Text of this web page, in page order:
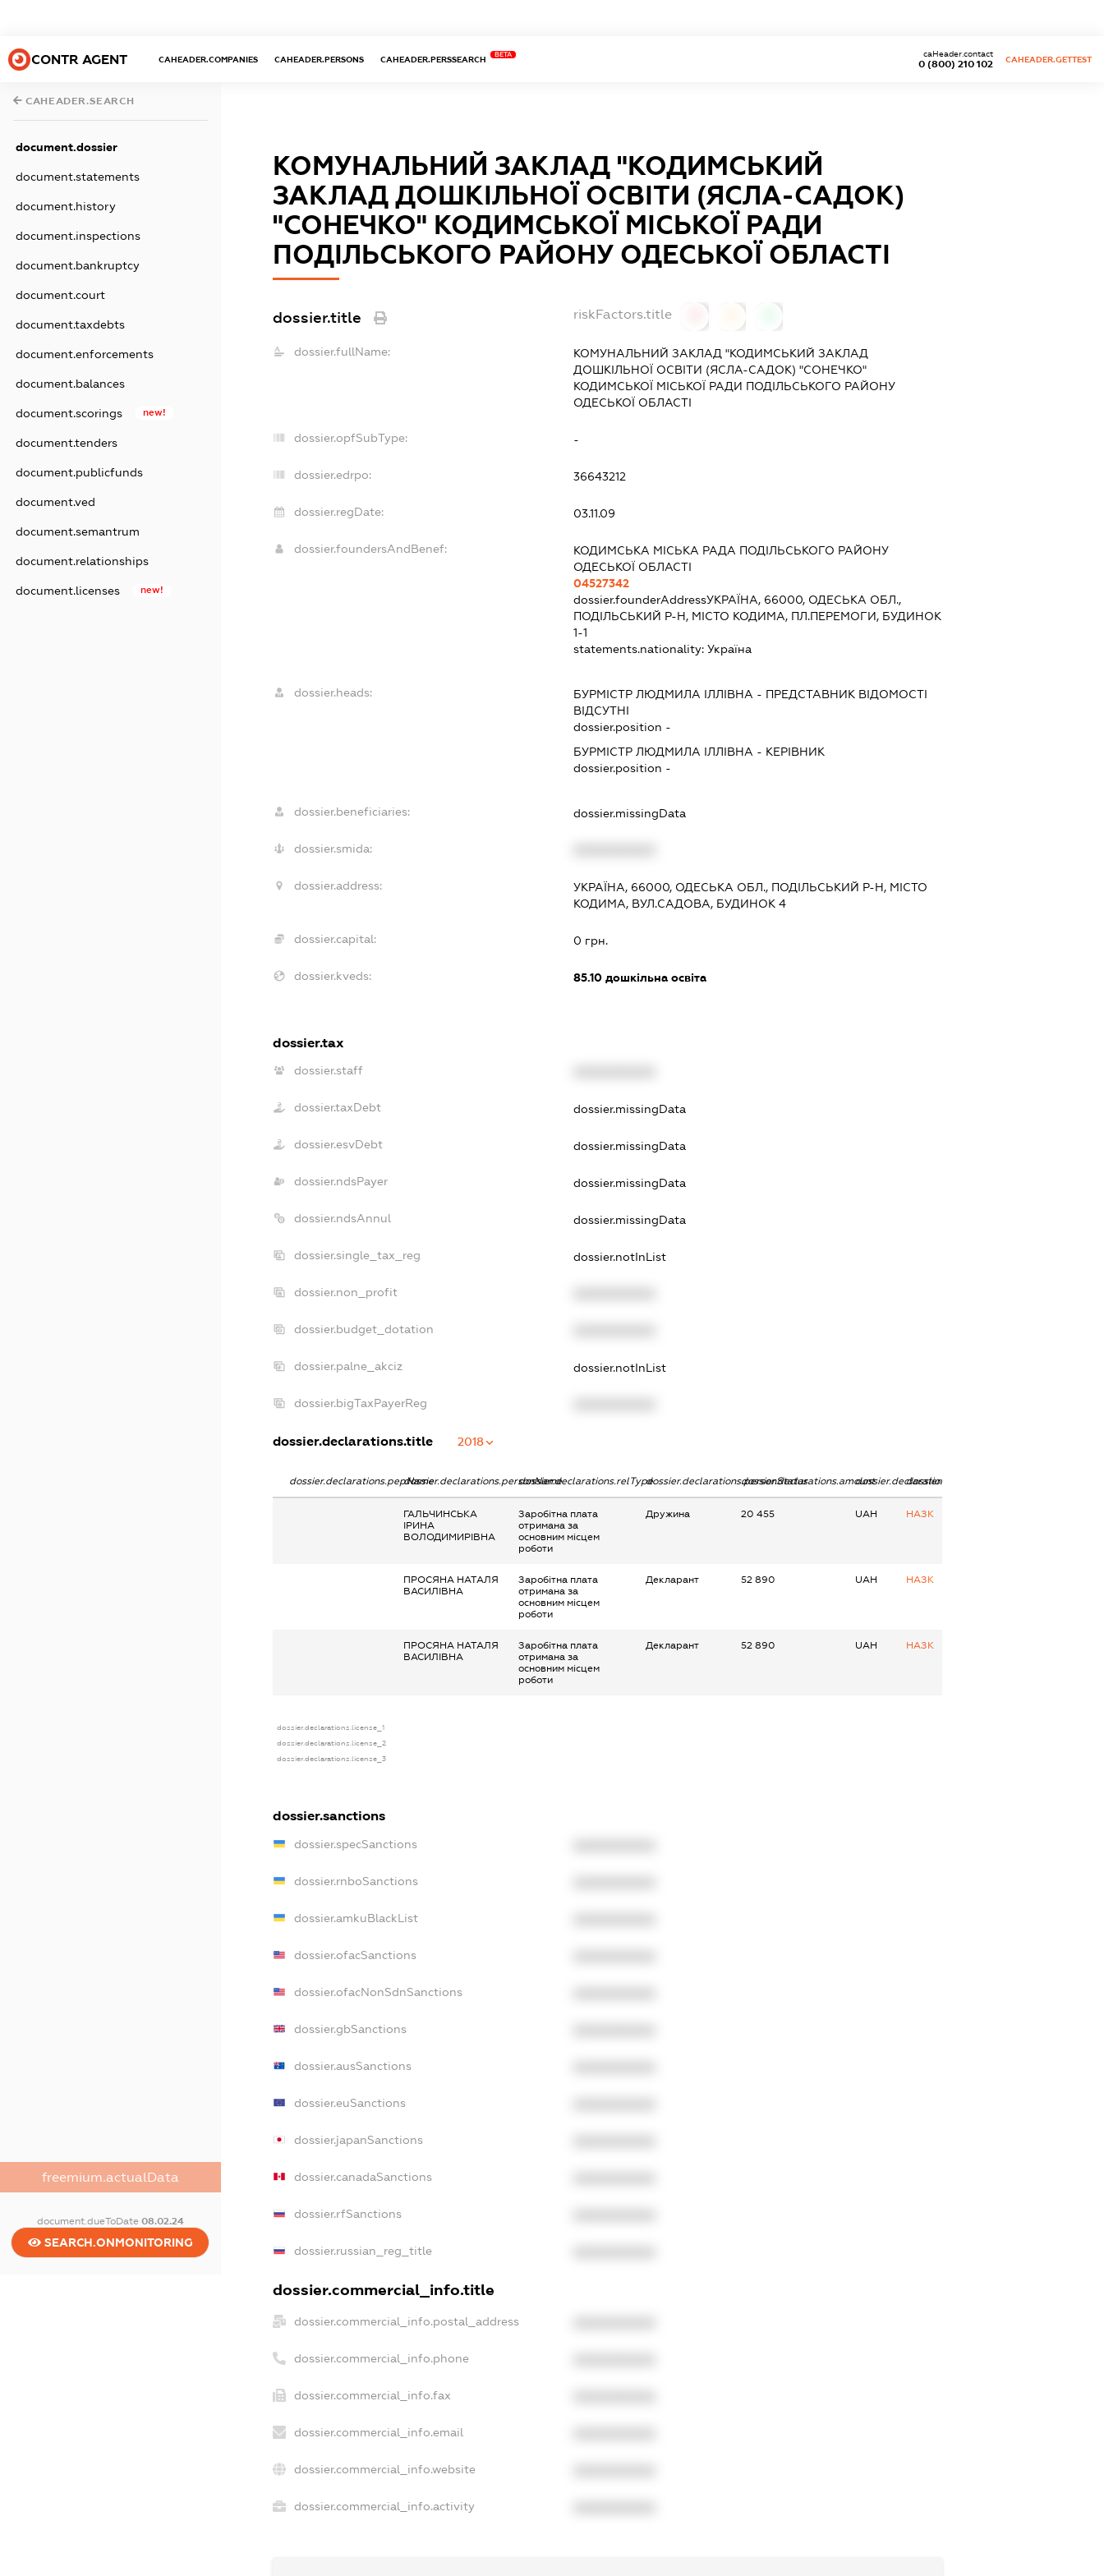
CONTR AGENT CAHEADER.COMPANIES CAHEADER.PERSONS CAHEADER.PERSSEARCH
BETA
0 (800) 210 102
caHeader.contact
CAHEADER.GETTEST
CAHEADER.SEARCH
document.dossier
document.statements
document.history
document.inspections
document.bankruptcy
document.court
document.taxdebts
document.enforcements
document.balances
document.scorings new!
document.tenders
document.publicfunds
document.ved
document.semantrum
document.relationships
document.licenses new!
freemium.actualData
document.dueToDate 08.02.24
SEARCH.ONMONITORING
КОМУНАЛЬНИЙ ЗАКЛАД "КОДИМСЬКИЙ
ЗАКЛАД ДОШКІЛЬНОЇ ОСВІТИ (ЯСЛА-САДОК)
"СОНЕЧКО" КОДИМСЬКОЇ МІСЬКОЇ РАДИ
ПОДІЛЬСЬКОГО РАЙОНУ ОДЕСЬКОЇ ОБЛАСТІ
dossier.title riskFactors.title
dossier.fullName:
КОМУНАЛЬНИЙ ЗАКЛАД "КОДИМСЬКИЙ ЗАКЛАД
ДОШКІЛЬНОЇ ОСВІТИ (ЯСЛА-САДОК) "СОНЕЧКО"
КОДИМСЬКОЇ МІСЬКОЇ РАДИ ПОДІЛЬСЬКОГО РАЙОНУ
ОДЕСЬКОЇ ОБЛАСТІ
dossier.opfSubType: -
dossier.edrpo: 36643212
dossier.regDate: 03.11.09
dossier.foundersAndBenef:
КОДИМСЬКА МІСЬКА РАДА ПОДІЛЬСЬКОГО РАЙОНУ
ОДЕСЬКОЇ ОБЛАСТІ
04527342
dossier.founderAddressУКРАЇНА, 66000, ОДЕСЬКА ОБЛ.,
ПОДІЛЬСЬКИЙ Р-Н, МІСТО КОДИМА, ПЛ.ПЕРЕМОГИ, БУДИНОК
1-1
statements.nationality:Україна
dossier.heads: БУРМІСТР ЛЮДМИЛА ІЛЛІВНА - ПРЕДСТАВНИК ВІДОМОСТІ
ВІДСУТНІ
dossier.position -
БУРМІСТР ЛЮДМИЛА ІЛЛІВНА - КЕРІВНИК
dossier.position -
dossier.beneficiaries: dossier.missingData
dossier.smida:
dossier.address:
УКРАЇНА, 66000, ОДЕСЬКА ОБЛ., ПОДІЛЬСЬКИЙ Р-Н, МІСТО
КОДИМА, ВУЛ.САДОВА, БУДИНОК 4
dossier.capital: 0 грн.
dossier.kveds: 85.10 дошкільна освіта
dossier.tax
dossier.staff
dossier.taxDebt dossier.missingData
dossier.esvDebt dossier.missingData
dossier.ndsPayer dossier.missingData
dossier.ndsAnnul dossier.missingData
dossier.single_tax_reg dossier.notInList
dossier.non_profit
dossier.budget_dotation
dossier.palne_akciz dossier.notInList
dossier.bigTaxPayerReg
dossier.declarations.title 2018
dossier.declarations.pepNamedossier.declarations.personNamedossier.declarations.relTypedossier.declarations.personStatusdossier.declarations.amountdossier.declarations.currency
dossier.declarations.source
ГАЛЬЧИНСЬКА
ІРИНА
ВОЛОДИМИРІВНА
Заробітна плата
отримана за
основним місцем
роботи
Дружина 20 455 UAH НАЗК
ПРОСЯНА НАТАЛЯ
ВАСИЛІВНА
Заробітна плата
отримана за
основним місцем
роботи
Декларант 52 890 UAH НАЗК
ПРОСЯНА НАТАЛЯ
ВАСИЛІВНА
Заробітна плата
отримана за
основним місцем
роботи
Декларант 52 890 UAH НАЗК
dossier.declarations.license_1
dossier.declarations.license_2
dossier.declarations.license_3
dossier.sanctions
dossier.specSanctions
dossier.rnboSanctions
dossier.amkuBlackList
dossier.ofacSanctions
dossier.ofacNonSdnSanctions
dossier.gbSanctions
dossier.ausSanctions
dossier.euSanctions
dossier.japanSanctions
dossier.canadaSanctions
dossier.rfSanctions
dossier.russian_reg_title
dossier.commercial_info.title
dossier.commercial_info.postal_address
dossier.commercial_info.phone
dossier.commercial_info.fax
dossier.commercial_info.email
dossier.commercial_info.website
dossier.commercial_info.activity